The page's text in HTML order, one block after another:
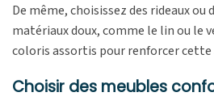
De même, choisissez des rideaux ou
matériaux doux, comme le lin ou le
coloris assortis pour renforcer cette
Choisir des meubles